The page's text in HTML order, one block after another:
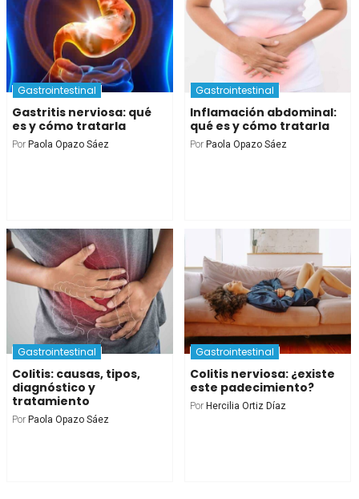
Gastrointestinal
Gastritis nerviosa: qué
es y cómo tratarla
Por Paola Opazo Sáez
Gastrointestinal
Inflamación abdominal:
qué es y cómo tratarla
Por Paola Opazo Sáez
Gastrointestinal
Colitis: causas, tipos,
diagnóstico y
tratamiento
Por Paola Opazo Sáez
Gastrointestinal
Colitis nerviosa: ¿existe
este padecimiento?
Por Hercilia Ortiz Díaz